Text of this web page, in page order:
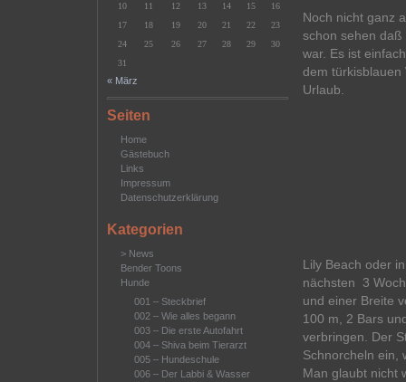
10
11 12 13 14 15
16
17
18 19 20 21 22
23
24
25 26 27 28 29
30
31
« März
Seiten
Home
Gästebuch
Links
Impressum
Datenschutzerklärung
Kategorien
> News
Bender Toons
Hunde
001 – Steckbrief
002 – Wie alles begann
003 – Die erste Autofahrt
004 – Shiva beim Tierarzt
005 – Hundeschule
006 – Der Labbi & Wasser
Noch nicht ganz
schon sehen
war. Es ist
dem türkisblauen
Urlaub.
Lily Beach oder
nächsten 3
und einer Breite
100 m, 2 Bars
verbringen. Der
Schnorcheln ein,
Man glaubt nicht